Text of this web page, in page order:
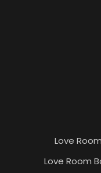
Love
Love Room